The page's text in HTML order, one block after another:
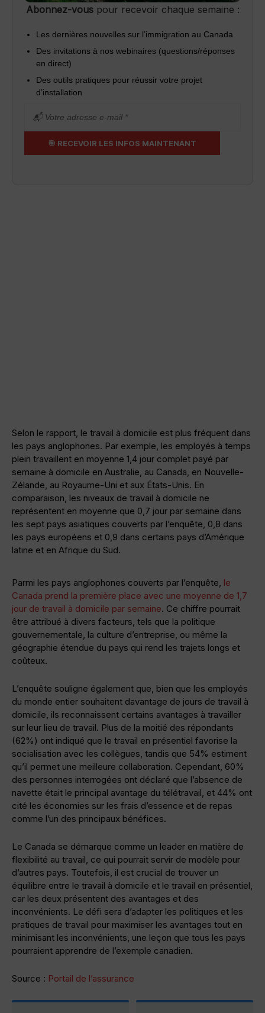
Abonnez-vouspour recevoir chaque semaine :
Les dernières nouvelles sur l’immigration au Canada
Des invitations à nos webinaires (questions/réponses
en direct)
Des outils pratiques pour réussir votre projet
d’installation
Selon le rapport, le travail à domicile est plus fréquent dans
les pays anglophones. Par exemple, les employés à temps
plein travaillent en moyenne 1,4 jour complet payé par
semaine à domicile en Australie, au Canada, en Nouvelle-
Zélande, au Royaume-Uni et aux États-Unis. En
comparaison, les niveaux de travail à domicile ne
représentent en moyenne que 0,7 jour par semaine dans
les sept pays asiatiques couverts par l’enquête, 0,8 dans
les pays européens et 0,9 dans certains pays d’Amérique
latine et en Afrique du Sud.
Parmi les pays anglophones couverts par l’enquête, le
Canada prend la première place avec une moyenne de 1,7
jour de travail à domicile par semaine. Ce chiffre pourrait
être attribué à divers facteurs, tels que la politique
gouvernementale, la culture d’entreprise, ou même la
géographie étendue du pays qui rend les trajets longs et
coûteux.
L’enquête souligne également que, bien que les employés
du monde entier souhaitent davantage de jours de travail à
domicile, ils reconnaissent certains avantages à travailler
sur leur lieu de travail. Plus de la moitié des répondants
(62%) ont indiqué que le travail en présentiel favorise la
socialisation avec les collègues, tandis que 54% estiment
qu’il permet une meilleure collaboration. Cependant, 60%
des personnes interrogées ont déclaré que l’absence de
navette était le principal avantage du télétravail, et 44% ont
cité les économies sur les frais d’essence et de repas
comme l’un des principaux bénéfices.
Le Canada se démarque comme un leader en matière de
flexibilité au travail, ce qui pourrait servir de modèle pour
d’autres pays. Toutefois, il est crucial de trouver un
équilibre entre le travail à domicile et le travail en présentiel,
car les deux présentent des avantages et des
inconvénients. Le défi sera d’adapter les politiques et les
pratiques de travail pour maximiser les avantages tout en
minimisant les inconvénients, une leçon que tous les pays
pourraient apprendre de l’exemple canadien.
Source : Portail de l’assurance